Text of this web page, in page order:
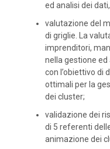
ed analisi dei dati,
valutazione del
di griglie. La
imprenditori,
nella gestione
con l’obiettivo di
ottimali per la
dei cluster;
validazione dei
di 5 referenti
animazione dei